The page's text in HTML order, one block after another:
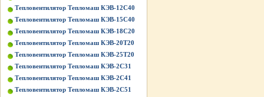
Тепловентилятор Тепломаш КЭВ-12С40
Тепловентилятор Тепломаш КЭВ-15С40
Тепловентилятор Тепломаш КЭВ-18С20
Тепловентилятор Тепломаш КЭВ-20Т20
Тепловентилятор Тепломаш КЭВ-25Т20
Тепловентилятор Тепломаш КЭВ-2С31
Тепловентилятор Тепломаш КЭВ-2С41
Тепловентилятор Тепломаш КЭВ-2С51